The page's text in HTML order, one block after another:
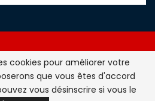
l'actualité de la France et du
Réservés - Atlasinfo- 2026
cookies pour améliorer votre
que vous êtes d'accord
vous désinscrire si vous le